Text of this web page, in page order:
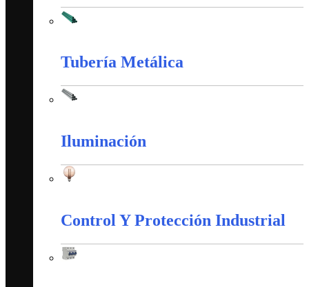
Tubería Metálica
Iluminación
Control Y Protección Industrial